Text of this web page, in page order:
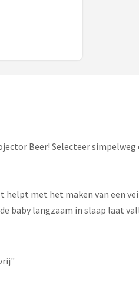
Beer! Selecteer
met het maken van een
baby langzaam in slaap laat